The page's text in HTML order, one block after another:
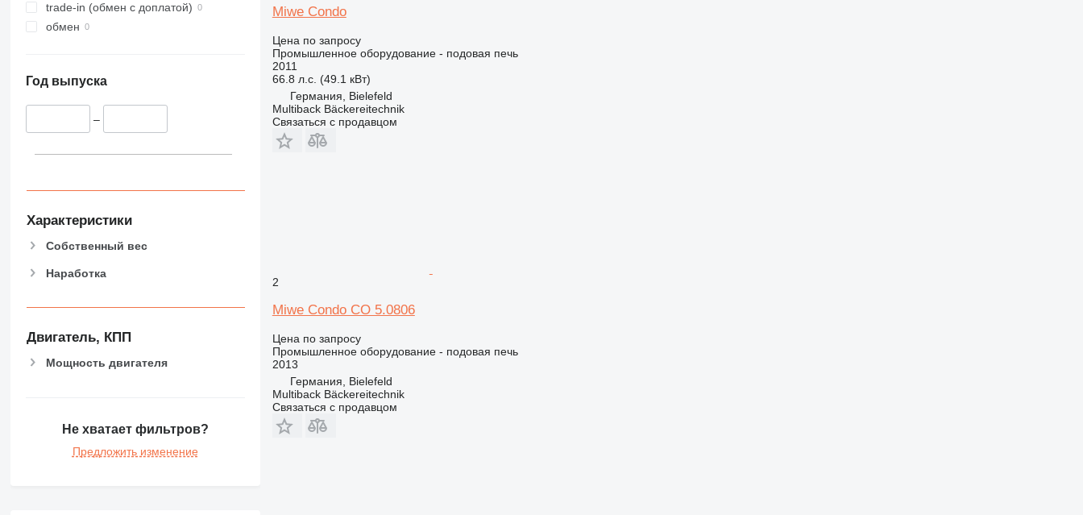
trade-in (обмен с доплатой)
обмен
Год выпуска
–
Характеристики
Собственный вес
Наработка
Двигатель, КПП
Мощность двигателя
Не хватает фильтров?
Предложить изменение
Miwe Condo
Цена по запросу
Промышленное оборудование - подовая печь
2011
66.8 л.с. (49.1 кВт)
Германия, Bielefeld
Multiback Bäckereitechnik
Связаться с продавцом
2
Miwe Condo CO 5.0806
Цена по запросу
Промышленное оборудование - подовая печь
2013
Германия, Bielefeld
Multiback Bäckereitechnik
Связаться с продавцом